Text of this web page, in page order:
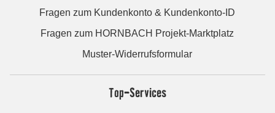
Fragen zum Kundenkonto & Kundenkonto-ID
Fragen zum HORNBACH Projekt-Marktplatz
Muster-Widerrufsformular
Top-Services